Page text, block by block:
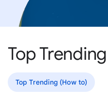
Top
Top Trending (How to)